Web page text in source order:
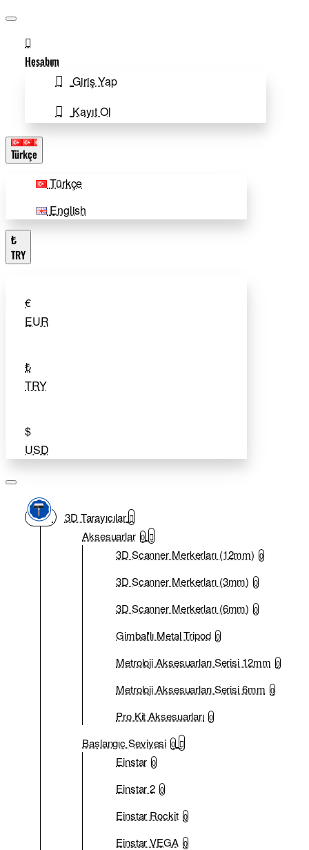
Hesabım
Giriş Yap
Kayıt Ol
Türkçe
Türkçe
English
₺
TRY
€
EUR
₺
TRY
$
USD
3D Tarayıcılar
Aksesuarlar 0
3D Scanner Merkerları (12mm) 0
3D Scanner Merkerları (3mm) 0
3D Scanner Merkerları (6mm) 0
Gimbal'lı Metal Tripod 0
Metroloji Aksesuarları Serisi 12mm 0
Metroloji Aksesuarları Serisi 6mm 0
Pro Kit Aksesuarları 0
Başlangıç Seviyesi 0
Einstar 0
Einstar 2 0
Einstar Rockit 0
Einstar VEGA 0